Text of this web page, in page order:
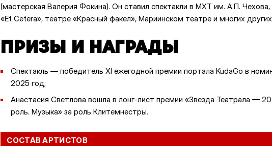
(мастерская Валерия Фокина). Он ставил спектакли в МХТ им. А.П. Чехова,
«Et Cetera», театре «Красный факел», Мариинском театре и многих
ПРИЗЫ И НАГРАДЫ
Спектакль — победитель XI ежегодной премии портала KudaGo в
2025 год;
Анастасия Светлова вошла в лонг-лист премии «Звезда Театрала —
роль. Музыка» за роль Клитемнестры.
СОСТАВ АРТИСТОВ